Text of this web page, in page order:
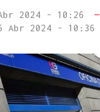
2024 - 10:26
—
Abr 2024 - 10:36